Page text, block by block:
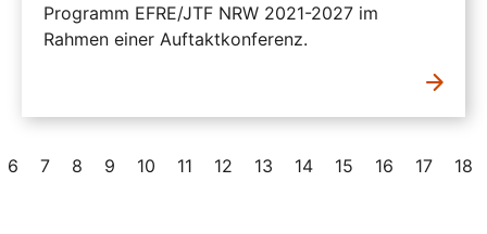
Programm EFRE/JTF NRW 2021-2027 im
Rahmen einer Auftaktkonferenz.
6 7 8 9 10 11 12 13 14 15 16 17 18